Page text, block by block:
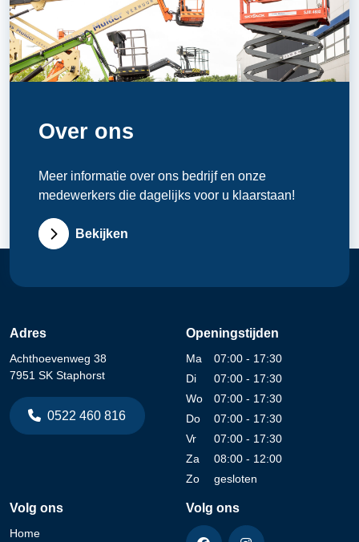
Over ons
Meer informatie over ons bedrijf en onze
medewerkers die dagelijks voor u klaarstaan!
Bekijken
Adres
Achthoevenweg 38
7951 SK Staphorst
0522 460 816
Openingstijden
Ma
07:00 - 17:30
Di
07:00 - 17:30
Wo
07:00 - 17:30
Do
07:00 - 17:30
Vr
07:00 - 17:30
Za
08:00 - 12:00
Zo
gesloten
Volg ons
Home
Volg ons